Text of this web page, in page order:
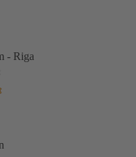
- Riga